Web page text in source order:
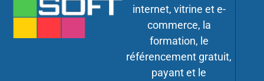
internet, vitrine et e-
commerce, la
formation, le
référencement gratuit,
payant et le